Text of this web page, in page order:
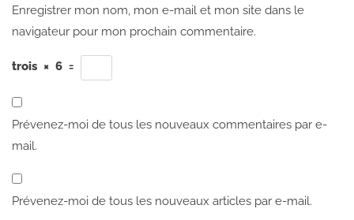
Enregistrer mon nom, mon e-mail et mon site dans le
navigateur pour mon prochain commentaire.
trois × 6 =
Prévenez-moi de tous les nouveaux commentaires par e-
mail.
Prévenez-moi de tous les nouveaux articles par e-mail.